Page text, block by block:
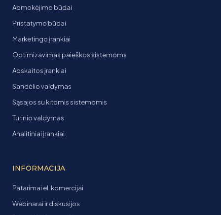
Apmokėjimo būdai
Pristatymo būdai
Marketingo įrankiai
Optimizavimas paieškos sistemoms
Apskaitos įrankiai
Sandėlio valdymas
Sąsajos su kitomis sistemomis
Turinio valdymas
Analitiniai įrankiai
INFORMACIJA
Patarimai el. komercijai
Webinarai ir diskusijos